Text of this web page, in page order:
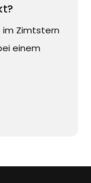
im Zimtstern
einem